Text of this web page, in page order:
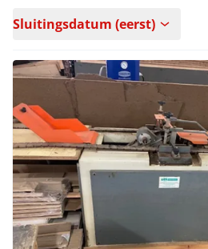
Sluitingsdatum (eerst)